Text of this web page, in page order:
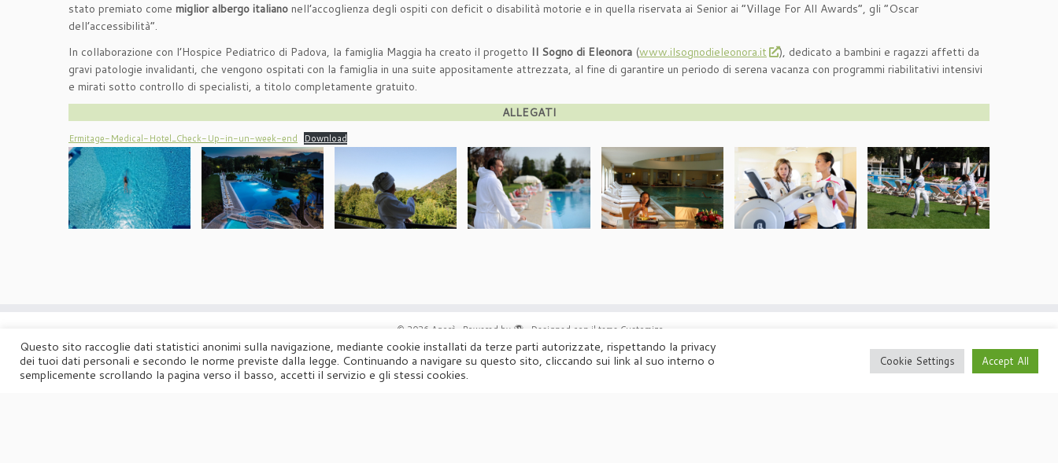
stato premiato come miglior albergo italiano nell’accoglienza degli ospiti con deficit o disabilità motorie e in quella riservata ai Senior ai “Village For All Awards”, gli “Oscar
dell’accessibilità”.
In collaborazione con l’Hospice Pediatrico di Padova, la famiglia Maggia ha creato il progetto Il Sogno di Eleonora (www.ilsognodieleonora.it
), dedicato a bambini e ragazzi affetti da
gravi patologie invalidanti, che vengono ospitati con la famiglia in una suite appositamente attrezzata, al fine di garantire un periodo di serena vacanza con programmi riabilitativi intensivi
e mirati sotto controllo di specialisti, a titolo completamente gratuito.
ALLEGATI
Ermitage-Medical-Hotel_Check-Up-in-un-week-end Download
© 2026 Agorà Powered by Designed con il tema Customizr·
Questo sito raccoglie dati statistici anonimi sulla navigazione, mediante cookie installati da terze parti autorizzate, rispettando la privacy
dei tuoi dati personali e secondo le norme previste dalla legge. Continuando a navigare su questo sito, cliccando sui link al suo interno o
semplicemente scrollando la pagina verso il basso, accetti il servizio e gli stessi cookies.
Cookie Settings Accept All
UFFICIO STAMPA